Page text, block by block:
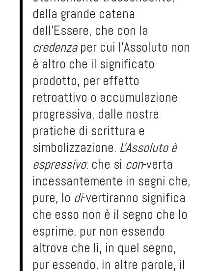
della grande catena
dell'Essere, che con la
credenza per cui l'Assoluto non
è altro che il significato
prodotto, per effetto
retroattivo o accumulazione
progressiva, dalle nostre
pratiche di scrittura e
simbolizzazione. L'Assoluto è
espressivo: che si con-verta
incessantemente in segni che,
pure, lo di-vertiranno significa
che esso non è il segno che lo
esprime, pur non essendo
altrove che lì, in quel segno,
pur essendo, in altre parole, il